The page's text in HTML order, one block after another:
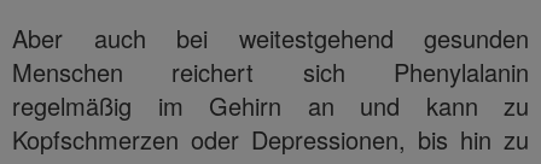
Aber auch bei weitestgehend gesunden
Menschen reichert sich Phenylalanin
regelmäßig im Gehirn an und kann zu
Kopfschmerzen oder Depressionen, bis hin zu